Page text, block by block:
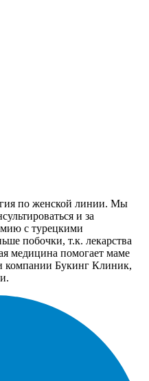
по женской линии. Мы
и за
с турецкими
побочки, т.к. лекарства
медицина помогает маме
компании Букинг Клиник,